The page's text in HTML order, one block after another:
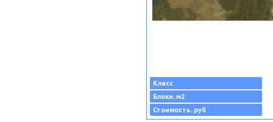
Класс
Блоки, м2
Стоимость, руб